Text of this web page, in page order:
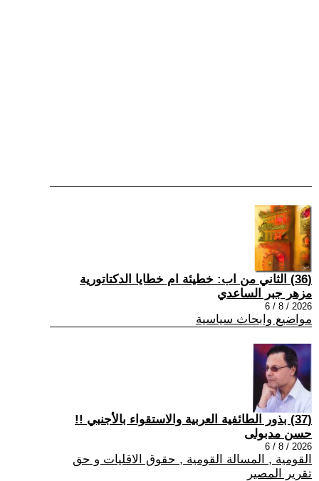
(36) الثاني من اب: خطيئة ام خطايا الدكتاتورية
مزهر جبر الساعدي
2026 / 8 / 6
مواضيع وابحاث سياسية
(37) بذور الطائفية العربية والاستقواء بالأجنبي !!
حسن مدبولى
2026 / 8 / 6
القومية , المسالة القومية , حقوق الاقليات و حق
تقرير المصير